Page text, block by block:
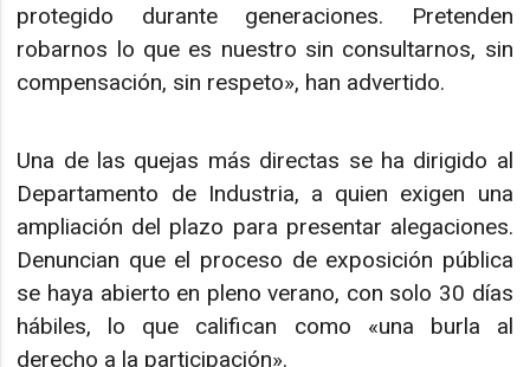
protegido durante generaciones. Pretenden
robarnos lo que es nuestro sin consultarnos, sin
compensación, sin respeto», han advertido.
Una de las quejas más directas se ha dirigido al
Departamento de Industria, a quien exigen una
ampliación del plazo para presentar alegaciones.
Denuncian que el proceso de exposición pública
se haya abierto en pleno verano, con solo 30 días
hábiles, lo que califican como «una burla al
derecho a la participación».